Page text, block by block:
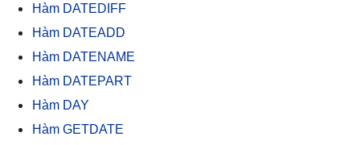
Hàm DATEDIFF
Hàm DATEADD
Hàm DATENAME
Hàm DATEPART
Hàm DAY
Hàm GETDATE